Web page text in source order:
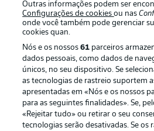
Publicidade
Outras informações podem ser
Configurações de cookiesou nas
onde você também pode gerenciar
cookies quan.
Nós e os nossos61 parceiros
dados pessoais, como dados de
únicos, no seu dispositivo. Se
as tecnologias de rastreio suportem
apresentadas em «Nós e os nossos
para as seguintes finalidades». Se,
«Rejeitar tudo» ou retirar o seu
tecnologias serão desativadas. Se os